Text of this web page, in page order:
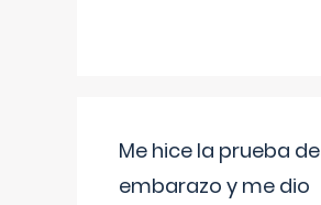
Me hice la prueba de
embarazo y me dio